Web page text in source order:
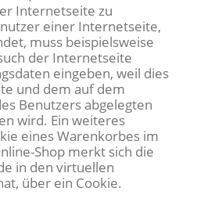
Internetseite zu
einer Internetseite,
muss beispielsweise
der Internetseite
eingeben, weil dies
und dem auf dem
Benutzers abgelegten
wird. Ein weiteres
eines Warenkorbes im
Shop merkt sich die
in den virtuellen
über ein Cookie.